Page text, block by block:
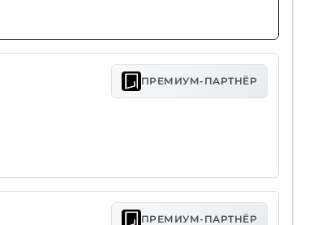
ПРЕМИУМ-ПАРТНЁР
ПРЕМИУМ-ПАРТНЁР